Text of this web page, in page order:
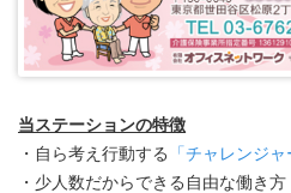
当ステーションの特徴
・自ら考え行動する
「チャレンジ
・少人数だからできる自由な働き方